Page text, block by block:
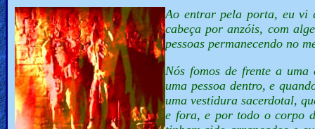
Ao entrar pela porta, eu vi
cabeça por anzóis, com
pessoas permanecendo no
Nós fomos de frente a uma
uma pessoa dentro, e
uma vestidura sacerdotal,
e fora, e por todo o corpo